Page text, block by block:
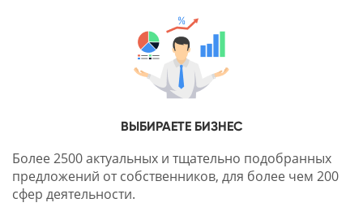
ВЫБИРАЕТЕ БИЗНЕС
Более 2500 актуальных и тщательно подобранных
предложений от собственников, для более чем 200
сфер деятельности.